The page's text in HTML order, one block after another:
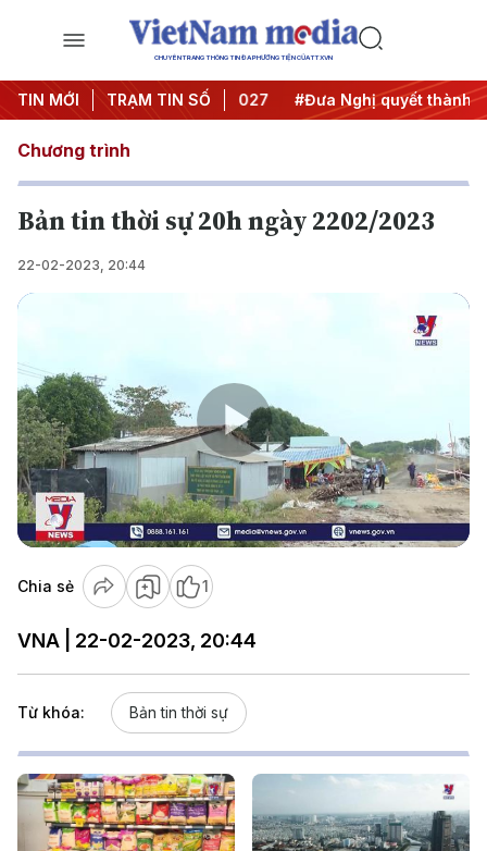
CHUYÊN TRANG THÔNG TIN ĐA PHƯƠNG TIỆN CỦA TTXVN
TIN MỚI TRẠM TIN SỐ
Trung ương 3 #APEC 2027 #Đưa Nghị quyết thành
Chương trình
Bản tin thời sự 20h ngày 2202/2023
22-02-2023, 20:44
Play
Video
Chia sẻ 1
VNA | 22-02-2023, 20:44
Từ khóa: Bản tin thời sự